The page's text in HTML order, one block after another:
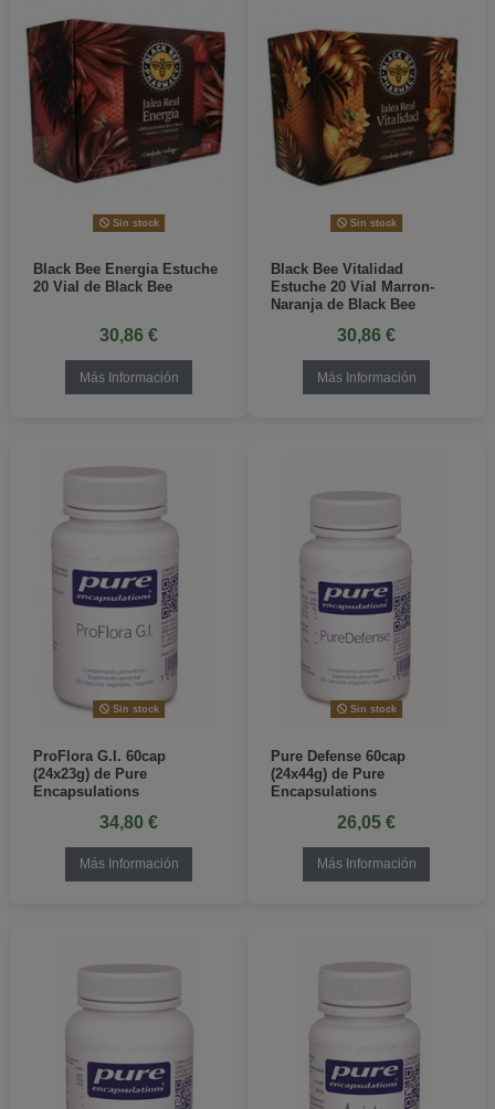
Sin stock
Black Bee Energia Estuche
20 Vial de Black Bee
30,86 €
Más Información
Sin stock
Black Bee Vitalidad
Estuche 20 Vial Marron-
Naranja de Black Bee
30,86 €
Más Información
Sin stock
ProFlora G.I. 60cap
(24x23g) de Pure
Encapsulations
34,80 €
Más Información
Sin stock
Pure Defense 60cap
(24x44g) de Pure
Encapsulations
26,05 €
Más Información